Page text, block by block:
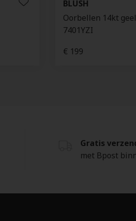
BLUSH
Oorbellen 14kt
7401YZI
€ 199
Gratis
met Bpost